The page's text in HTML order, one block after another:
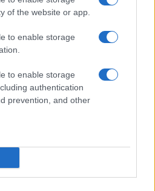
of the website or app.
to enable storage
to enable storage
authentication
prevention, and other
στις απειλές βλέπει το
drone με εκρηκτικά